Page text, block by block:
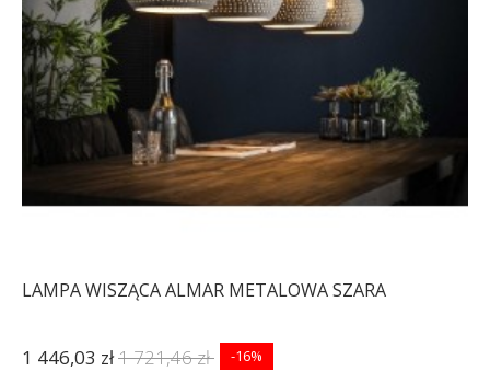
LAMPA WISZĄCA ALMAR METALOWA SZARA
1 446,03 zł1 721,46 zł -16%